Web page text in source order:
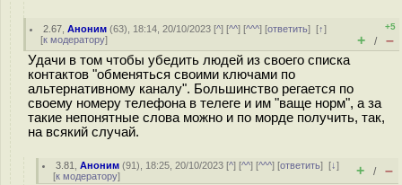
2.67 ,Аноним (63), 18:14, 20/10/2023 [^] [^^] [^^^] [ответить][↑]
[к модератору]
+5
+ / –
Удачи в том чтобы убедить людей из своего списка
контактов "обменяться своими ключами по
альтернативному каналу". Большинство регается по
своему номеру телефона в телеге и им "ваще норм", а за
такие непонятные слова можно и по морде получить, так,
на всякий случай.
3.81 ,Аноним (91), 18:25, 20/10/2023 [^] [^^] [^^^] [ответить][↓]
[к модератору] + / –